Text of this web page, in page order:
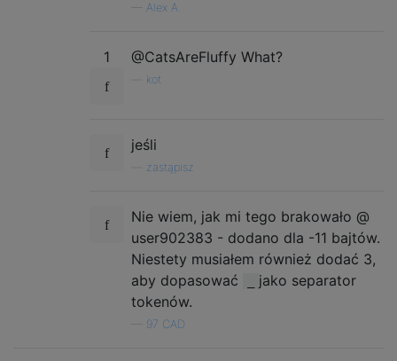
Alex A.
1 @CatsAreFluffy What?
kot
jeśli
zastąpisz
Nie wiem, jak mi tego brakowało @
user902383 - dodano dla -11 bajtów.
Niestety musiałem również dodać 3,
aby dopasować
jako separator
tokenów.
97 CAD